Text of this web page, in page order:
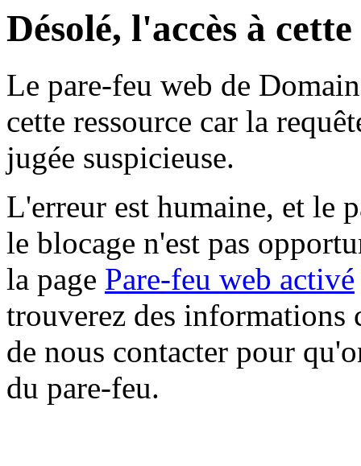
Désolé, l'accès à
Le pare-feu web de
cette ressource car la
jugée suspicieuse.
L'erreur est humaine, et le
le blocage n'est pas
la page Pare-feu web activé
trouverez des informations
de nous contacter pour
du pare-feu.